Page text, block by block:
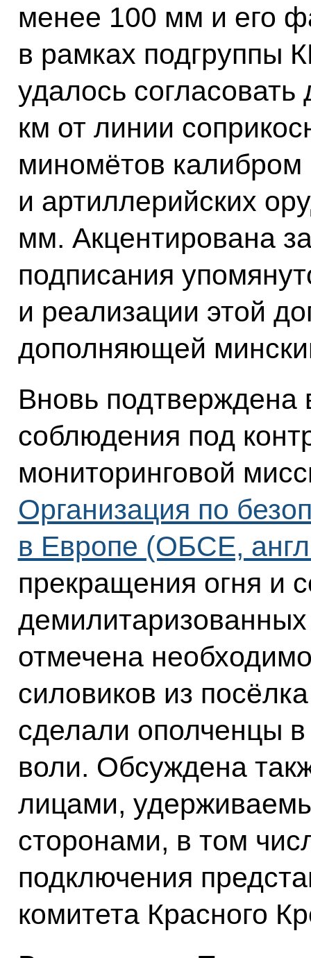
менее 100 мм и его
в рамках подгруппы
удалось
км от линии
миномётов
и артиллерийских
мм. Акцентирована
подписания
и реализации этой
дополняющей
Вновь подтверждена
соблюдения под
мониторинговой
Организация по
в Европе (ОБСЕ,
прекращения огня и
отмечена
силовиков из
сделали ополченцы
воли. Обсуждена
лицами,
сторонами, в том
подключения
комитета Красного